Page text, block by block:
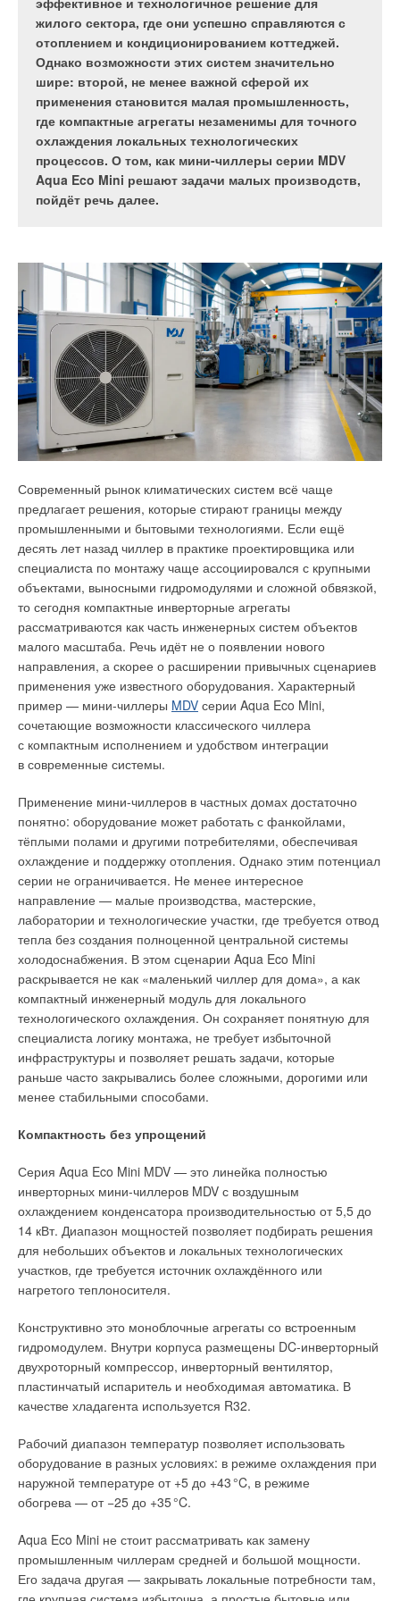
жилого сектора, где они успешно справляются с
отоплением и кондиционированием коттеджей.
Однако возможности этих систем значительно
шире: второй, не менее важной сферой их
применения становится малая промышленность,
где компактные агрегаты незаменимы для точного
охлаждения локальных технологических
процессов. О том, как мини-чиллеры серии MDV
Aqua Eco Mini решают задачи малых производств,
пойдёт речь далее.
Современный рынок климатических систем всё чаще
предлагает решения, которые стирают границы между
промышленными и бытовыми технологиями. Если ещё
десять лет назад чиллер в практике проектировщика или
специалиста по монтажу чаще ассоциировался с крупными
объектами, выносными гидромодулями и сложной обвязкой,
то сегодня компактные инверторные агрегаты
рассматриваются как часть инженерных систем объектов
малого масштаба. Речь идёт не о появлении нового
направления, а скорее о расширении привычных сценариев
применения уже известного оборудования. Характерный
пример — мини-чиллеры MDV серии Aqua Eco Mini,
сочетающие возможности классического чиллера
с компактным исполнением и удобством интеграции
в современные системы.
Применение мини-чиллеров в частных домах достаточно
понятно: оборудование может работать с фанкойлами,
тёплыми полами и другими потребителями, обеспечивая
охлаждение и поддержку отопления. Однако этим потенциал
серии не ограничивается. Не менее интересное
направление — малые производства, мастерские,
лаборатории и технологические участки, где требуется отвод
тепла без создания полноценной центральной системы
холодоснабжения. В этом сценарии Aqua Eco Mini
раскрывается не как «маленький чиллер для дома», а как
компактный инженерный модуль для локального
технологического охлаждения. Он сохраняет понятную для
специалиста логику монтажа, не требует избыточной
инфраструктуры и позволяет решать задачи, которые
раньше часто закрывались более сложными, дорогими или
менее стабильными способами.
Компактность без упрощений
Серия Aqua Eco Mini MDV — это линейка полностью
инверторных мини-чиллеров MDV с воздушным
охлаждением конденсатора производительностью от 5,5 до
14 кВт. Диапазон мощностей позволяет подбирать решения
для небольших объектов и локальных технологических
участков, где требуется источник охлаждённого или
нагретого теплоносителя.
Конструктивно это моноблочные агрегаты со встроенным
гидромодулем. Внутри корпуса размещены DC-инверторный
двухроторный компрессор, инверторный вентилятор,
пластинчатый испаритель и необходимая автоматика. В
качестве хладагента используется R32.
Рабочий диапазон температур позволяет использовать
оборудование в разных условиях: в режиме охлаждения при
наружной температуре от +5 до +43°C, в режиме
обогрева — от −25 до +35°C.
Aqua Eco Mini не стоит рассматривать как замену
промышленным чиллерам средней и большой мощности.
Его задача другая — закрывать локальные потребности там,
промышленное холодильное оборудование одним
из ключевых направлений развития компании
стало расширение собственных
производственных мощностей.
С 2023 годаDantex Group
открыла четыре производственные
площадки в Российской Федерации, первой из которых стал
комплекс «DANTEX— Раменское».
Технологическое оснащение
Производственный комплекс в подмосковном городе
Раменское, общей площадью более 6500 м², обеспечивает
полный цикл производства холодильных агрегатов
и вентиляционного оборудования: от проектирования до
сборки, покраски и производства шкафов управления
автоматикой.
Комплекс «DANTEX — Раменское» оснащён новейшим
оборудованием для обработки металла и выполнения
производственных операций:
высокомощные установки лазерной резки;
шестиосевые листогибочные прессы;
участок пескоструйной обработки;
порошковая покрасочная камера.
Производственные мощности площадки позволяют
выпускать до 800 агрегатов ежегодно.
Выпускаемое оборудование
В линейку оборудования, производимого на площадке
«DANTEX — Раменское», входят чиллеры, гидромодули
и компрессорно-конденсаторные блоки для систем
кондиционирования и холодоснабжения.
Чиллеры со спиральными компрессорами
Dantex Group производит чиллеры со спиральными
компрессорами производительностью от 30 до 1200 кВт.
Линейка включает более 80 моделей с воздушным, водяным
административных и промышленных объектов.
более низкого энергопотребления, комфортного
распределения воздуха и интеграции в
экосистему «умного дома».
Особенно актуально это сейчас, на фоне раннего начала
жаркого сезона. В ответ на эти запросыTCLвыводит
на российский рынок сразу две серии кондиционеров —
SaveIN Pro и SaveIN Art. Обе линейки построены на общей
технологической платформе и объединяют
интеллектуальный алгоритм энергосбережения T-AI, smart-
воздушного потока на основе эффекта Коанда и комплекс
решений для автоматизации работы кондиционера. При
этом SaveIN Art дополнительно делает акцент на дизайн
и интеграцию техники в современный интерьер за счёт
тёмного корпуса и более выразительного визуального
исполнения.
Одним из ключевых направлений развития современных
кондиционеров становится именно энергоэффективность.
При активной эксплуатации климатическая техника
потребляет значительное количество электроэнергии,
особенно летом. Обычные системы охлаждения часто
поддерживают температуру с избыточной нагрузкой, что
увеличивает расход электроэнергии. В TCL SaveIN Pro
и SaveIN Art за это отвечает интеллектуальный алгоритм
инверторных систем, которые просто регулируют мощность
компрессора, T-AI анализирует изменения температуры
и динамически корректирует параметры работы
кондиционера. Система учитывает текущие условия
в помещении и автоматически регулирует
производительность для поддержания комфортной
температуры при меньшем энергопотреблении. Технология
T-AI позволяет дополнительно сократить энергопотребление
до 35% по сравнению с обычными инверторными
кондиционерами, а инверторная технология в целом
обеспечивает до 75% экономии электроэнергии по
сравнению с неинверторными моделями.
Отдельное внимание TCL уделяет контролю
энергопотребления со стороны пользователя. Через
приложение TCL Home можно в реальном времени
анализировать сценарии эксплуатации и оптимизировать
быть закрытым бытовым устройством и становится частью
управляемой инфраструктуры «умного дома».
Важную роль в современных климатических системах играет
не только мощность охлаждения, но и сам характер
распределения воздуха в помещении. Одна из наиболее
распространённых проблем традиционных кондиционеров
холодного воздуха может быть неприятно даже в самый
жаркий день. TCL делает акцент именно на изменении
аэродинамики воздушного потока. В основе системы лежит
эффект Коанда — принцип распределения воздуха, при
котором поток направляется выше вдоль потолка и затем
позволяет избежать резкого прямого обдува и делает
охлаждение более равномерным.